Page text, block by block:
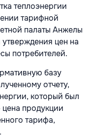
теплоэнергии
тарифной
палаты Анжелы
цен на
потребителей.
базу
отчету,
который был
цена продукции
тарифа,